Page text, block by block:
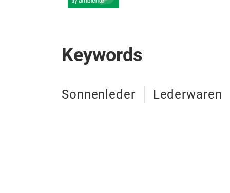
Keywords
Sonnenleder Lederwaren